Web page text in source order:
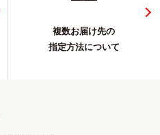
複数お届け先の
指定方法について